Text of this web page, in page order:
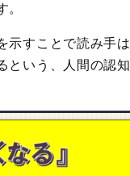
。
すことで読み手は
という、人間の認知